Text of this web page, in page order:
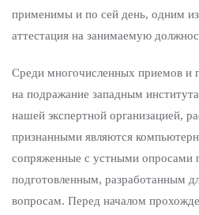
применимы и по сей день, одним из
аттестация на занимаемую
Среди многочисленных приемов и
на подражание западным
нашей экспертной организацией,
признанными являются
сопряженные с устными опросами
подготовленным, разработанным
вопросам. Перед началом